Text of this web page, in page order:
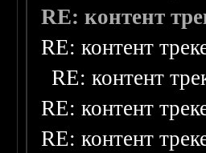
RE: контент
RE: контент
RE: контент
RE: контент
RE: контент